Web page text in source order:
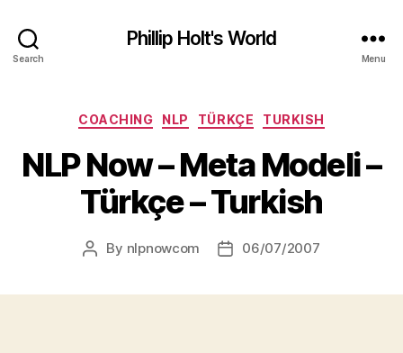
Search
Phillip Holt's World
Menu
Categories
COACHING NLP TÜRKÇE TURKISH
NLP Now – Meta Modeli –
Türkçe – Turkish
Post
By nlpnowcom
Post06/07/2007